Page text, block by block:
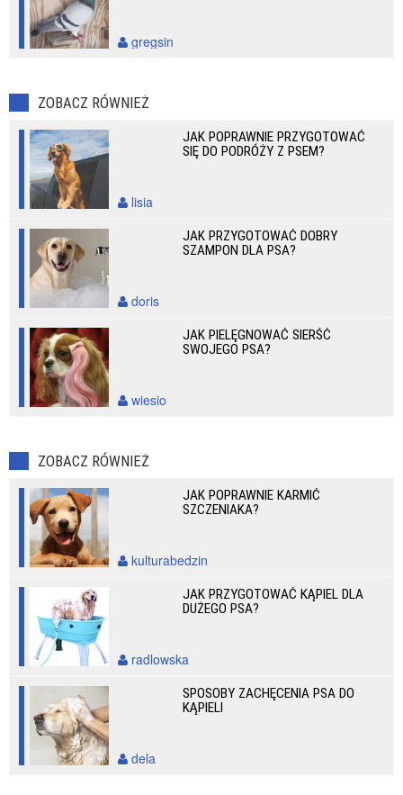
gregsin
ZOBACZ RÓWNIEŻ
JAK POPRAWNIE PRZYGOTOWAĆ
SIĘ DO PODRÓŻY Z PSEM?
lisia
JAK PRZYGOTOWAĆ DOBRY
SZAMPON DLA PSA?
doris
JAK PIELĘGNOWAĆ SIERŚĆ
SWOJEGO PSA?
wiesio
ZOBACZ RÓWNIEŻ
JAK POPRAWNIE KARMIĆ
SZCZENIAKA?
kulturabedzin
JAK PRZYGOTOWAĆ KĄPIEL DLA
DUŻEGO PSA?
radlowska
SPOSOBY ZACHĘCENIA PSA DO
KĄPIELI
dela